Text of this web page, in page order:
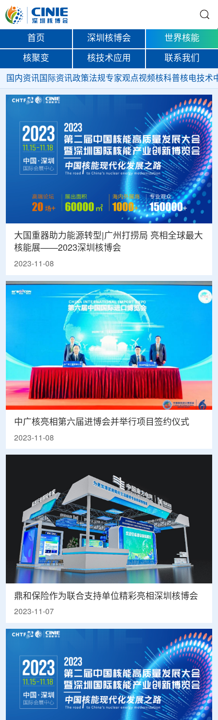
首页 深圳核博会 世界核能
核聚变 核技术应用 联系我们
国内资讯 国际资讯政策法规专家观点视频核科普核电技术
大国重器助力能源转型|广州打捞局 亮相全球最大
核能展——2023深圳核博会
2023-11-08
中广核亮相第六届进博会并举行项目签约仪式
2023-11-08
鼎和保险作为联合支持单位精彩亮相深圳核博会
2023-11-07